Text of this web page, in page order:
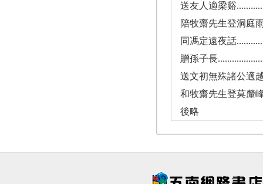
送友人適梁谿
陪牧齋先生登洞庭
同馮定遠夜話
贈孫子長
送文初無殊諸公適
和牧齋先生登莫釐
後略